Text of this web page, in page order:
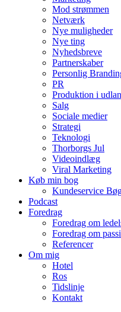
Mod strømmen
Netværk
Nye muligheder
Nye ting
Nyhedsbreve
Partnerskaber
Personlig
PR
Produktion i
Salg
Sociale medier
Strategi
Teknologi
Thorborgs Jul
Videoindlæg
Viral Marketing
Køb min bog
Kundeservice
Podcast
Foredrag
Foredrag om
Foredrag om
Referencer
Om mig
Hotel
Ros
Tidslinje
Kontakt